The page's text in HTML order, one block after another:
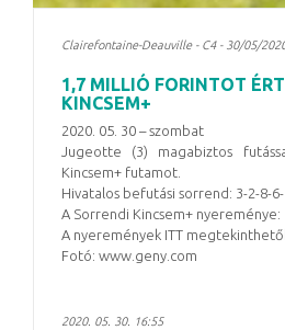
Clairefontaine-Deauville - C4 - 30/05/
1,7 MILLIÓ FORINTOT
KINCSEM+
2020. 05. 30 – szombat
Jugeotte (3) magabiztos
Kincsem+ futamot.
Hivatalos befutási sorrend: 3-2-8-
A Sorrendi Kincsem+
A nyeremények ITT
Fotó: www.geny.com
2020. 05. 30. 16:55